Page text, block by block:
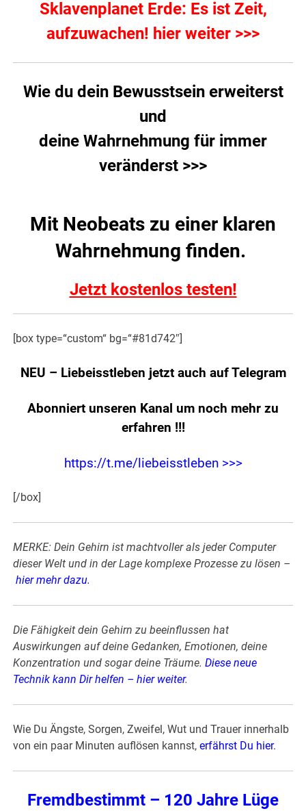
Sklavenplanet Erde: Es ist Zeit,
aufzuwachen! hier weiter >>>
Wie du dein Bewusstsein erweiterst
und
deine Wahrnehmung für immer
veränderst >>>
Mit Neobeats zu einer klaren
Wahrnehmung finden.
Jetzt kostenlos testen!
[box type=“custom“ bg=“#81d742″]
NEU – Liebeisstleben jetzt auch auf Telegram
Abonniert unseren Kanal um noch mehr zu
erfahren !!!
https://t.me/liebeisstleben >>>
[/box]
MERKE: Dein Gehirn ist machtvoller als jeder Computer
dieser Welt und in der Lage komplexe Prozesse zu lösen –
hier mehr dazu.
Die Fähigkeit dein Gehirn zu beeinflussen hat
Auswirkungen auf deine Gedanken, Emotionen, deine
Konzentration und sogar deine Träume.Diese neue
Technik kann Dir helfen – hier weiter.
Wie Du Ängste, Sorgen, Zweifel, Wut und Trauer innerhalb
von ein paar Minuten auflösen kannst,erfährst Du hier.
Fremdbestimmt – 120 Jahre Lüge